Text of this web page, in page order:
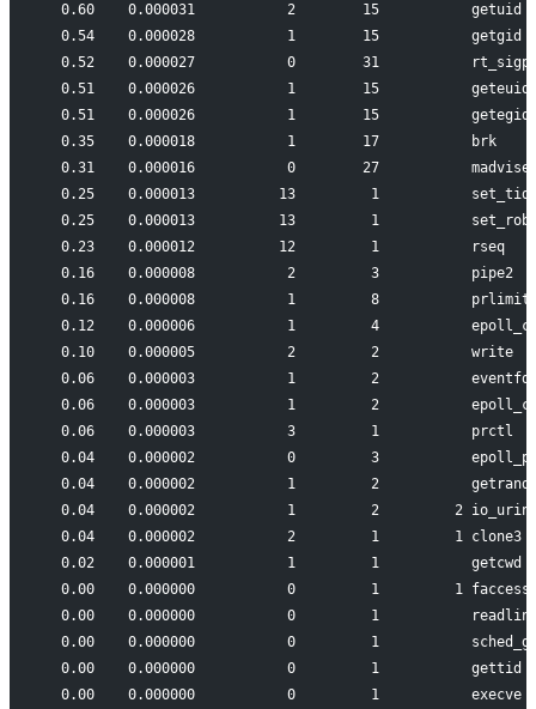
  0.60    0.000031           2        15           getuid
  0.54    0.000028           1        15           getgid
0.52    0.000027           0        31
  0.51    0.000026           1        15           geteuid
  0.51    0.000026           1        15           getegid
  0.35    0.000018           1        17           brk
  0.31    0.000016           0        27           madvise
0.25    0.000013          13         1
0.25    0.000013          13         1
  0.23    0.000012          12         1           rseq
  0.16    0.000008           2         3           pipe2
0.16    0.000008           1         8
0.12    0.000006           1         4
  0.10    0.000005           2         2           write
0.06    0.000003           1         2
0.06    0.000003           1         2
  0.06    0.000003           3         1           prctl
0.04    0.000002           0         3
0.04    0.000002           1         2
0.04    0.000002           1         2         2
  0.04    0.000002           2         1         1 clone3
  0.02    0.000001           1         1           getcwd
0.00    0.000000           0         1         1
0.00    0.000000           0         1
0.00    0.000000           0         1
  0.00    0.000000           0         1           gettid
  0.00    0.000000           0         1           execve